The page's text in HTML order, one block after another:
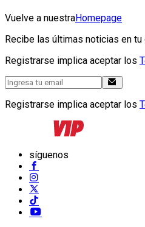
Vuelve a nuestraHomepage
Recibe las últimas noticias en
Registrarse implica aceptar los
Registrarse implica aceptar los
síguenos